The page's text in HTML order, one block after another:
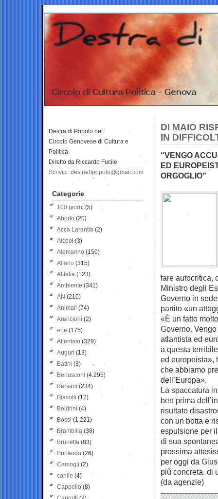
DI MAIO
IN
“VENGO
ED
ORGOGLIO”
fare autocritica,
Ministro degli
Governo in
partito «un
«È un fatto
Governo.
atlantista ed
a questa
ed europeista»,
che abbiamo
dell’Europa».
La spaccatura
ben prima
risultato
con un botta e
espulsione per
di sua
prossima
per oggi da
più concreta, di
(da agenzie)
Destra di Popolo.net
Circolo Genovese di Cultura e
Politica
Diretto da Riccardo Fucile
Scrivici: destradipopolo@gmail.com
Categorie
100 giorni (5)
Aborto (20)
Acca Larentia (2)
Alcool (3)
Alemanno (150)
Alfano (315)
Alitalia (123)
Ambiente (341)
AN (210)
Animali (74)
Arancioni (2)
arte (175)
Attentato (329)
Auguri (13)
Batini (3)
Berlusconi (4.295)
Bersani (234)
Biasotti (12)
Boldrini (4)
Bossi (1.221)
Brambilla (38)
Brunetta (83)
Burlando (26)
Camogli (2)
canile (4)
Cappello (8)